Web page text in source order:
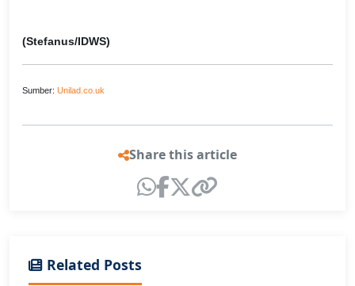
(Stefanus/IDWS)
Sumber: Unilad.co.uk
Share this article
Related Posts